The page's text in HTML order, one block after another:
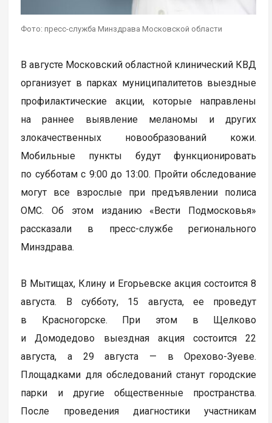
Фото: пресс-служба Минздрава Московской области
В августе Московский областной клинический КВД
организует в парках муниципалитетов выездные
профилактические акции, которые направлены
на раннее выявление меланомы и других
злокачественных новообразований кожи.
Мобильные пункты будут функционировать
по субботам с 9:00 до 13:00. Пройти обследование
могут все взрослые при предъявлении полиса
ОМС. Об этом изданию «Вести Подмосковья»
рассказали в пресс-службе регионального
Минздрава.
В Мытищах, Клину и Егорьевске акция состоится 8
августа. В субботу, 15 августа, ее проведут
в Красногорске. При этом в Щелково
и Домодедово выездная акция состоится 22
августа, а 29 августа — в Орехово-Зуеве.
Площадками для обследований станут городские
парки и другие общественные пространства.
После проведения диагностики участникам